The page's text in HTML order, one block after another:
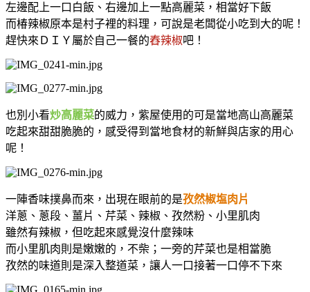
左邊配上一口白飯、右邊加上一點高麗菜，相當好下飯
而椿辣椒原本是村子裡的料理，可說是老闆從小吃到大的呢！
趕快來ＤＩＹ屬於自己一餐的舂辣椒吧！
也別小看炒高麗菜的威力，紫屋使用的可是當地高山高麗菜
吃起來甜甜脆脆的，感受得到當地食材的新鮮與店家的用心
呢！
一陣香味撲鼻而來，出現在眼前的是孜然椒塩肉片
洋蔥、蔥段、薑片、芹菜、辣椒、孜然粉、小里肌肉
雖然有辣椒，但吃起來感覺沒什麼辣味
而小里肌肉則是嫩嫩的，不柴；一旁的芹菜也是相當脆
孜然的味道則是深入整道菜，讓人一口接著一口停不下來